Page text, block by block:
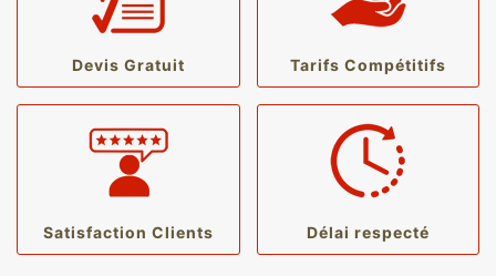
Devis Gratuit Tarifs Compétitifs
Satisfaction Clients Délai respecté